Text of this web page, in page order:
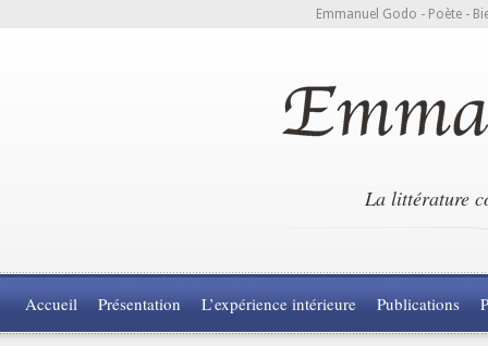
Emmanuel Godo - Poète -
La littérature
Accueil Présentation L’expérience intérieure Publications